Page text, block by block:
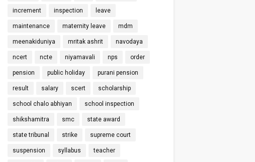
increment inspection leave
maintenance maternity leave mdm
meenakiduniya mritak ashrit navodaya
ncert ncte niyamavali nps order
pension public holiday purani pension
result salary scert scholarship
school chalo abhiyan school inspection
shikshamitra smc state award
state tribunal strike supreme court
suspension syllabus teacher